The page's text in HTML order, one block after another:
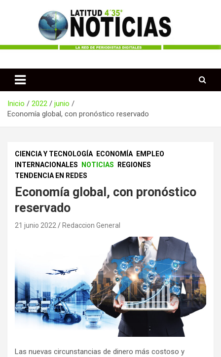
Latitud 435 Noticias
Inicio 2022
junio
Economía global, con pronóstico reservado
CIENCIA Y TECNOLOGÍA ECONOMÍA
EMPLEO
INTERNACIONALES
NOTICIAS
REGIONES
TENDENCIA EN REDES
Economía global, con pronóstico
reservado
21 junio 2022 Redaccion General
Las nuevas circunstancias de dinero más costoso y